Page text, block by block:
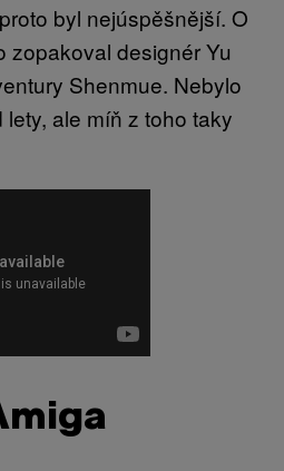
byl nejúspěšnější. O
zopakoval designér Yu
Shenmue. Nebylo
ale míň z toho taky